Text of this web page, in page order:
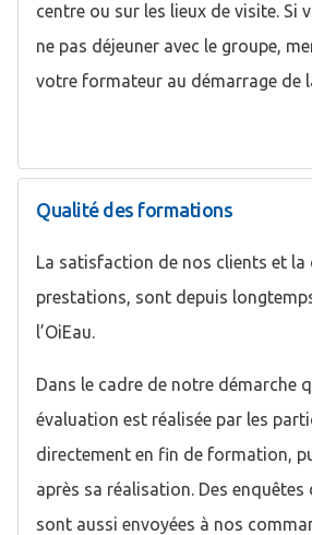
centre ou sur les lieux de visite. Si
ne pas déjeuner avec le groupe,
votre formateur au démarrage de
Qualité des formations
La satisfaction de nos clients et la
prestations, sont depuis
l’OiEau.
Dans le cadre de notre démarche
évaluation est réalisée par les
directement en fin de formation,
après sa réalisation. Des
sont aussi envoyées à nos